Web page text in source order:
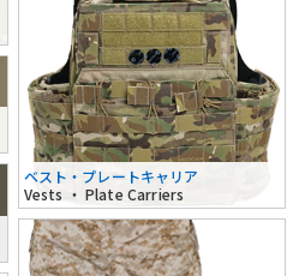
ベスト・プレートキャリア
Vests ・ Plate Carriers